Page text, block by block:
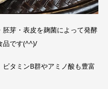
胚芽・表皮を麹菌によって発酵
品です(^^)/
タミンB群やアミノ酸も豊富